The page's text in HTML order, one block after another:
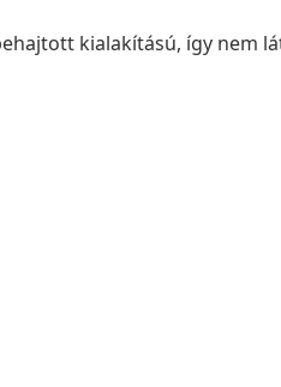
kialakítású, így nem